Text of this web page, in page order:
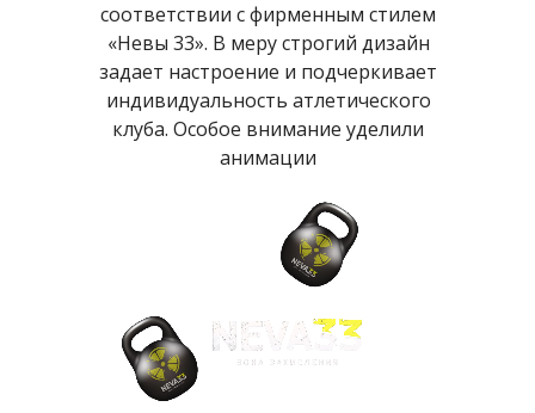
соответствии с фирменным стилем
«Невы 33». В меру строгий дизайн
задает настроение и подчеркивает
индивидуальность атлетического
клуба. Особое внимание уделили
анимации